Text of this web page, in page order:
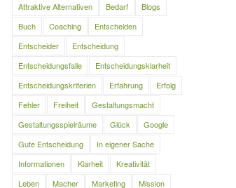
Attraktive Alternativen
Bedarf
Blogs
Buch
Coaching
Entscheiden
Entscheider
Entscheidung
Entscheidungsfalle
Entscheidungsklarheit
Entscheidungskriterien
Erfahrung
Erfolg
Fehler
Freiheit
Gestaltungsmacht
Gestaltungsspielräume
Glück
Google
Gute Entscheidung
In eigener Sache
Informationen
Klarheit
Kreativität
Leben
Macher Marketing Mission